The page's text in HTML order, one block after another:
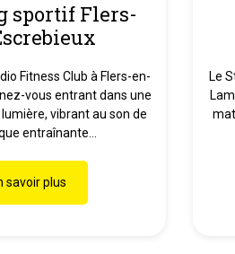
sportif Flers-
Fitness Club à Flers-en-
vous entrant dans une
vibrant au son de
entraînante...
savoir plus
Le